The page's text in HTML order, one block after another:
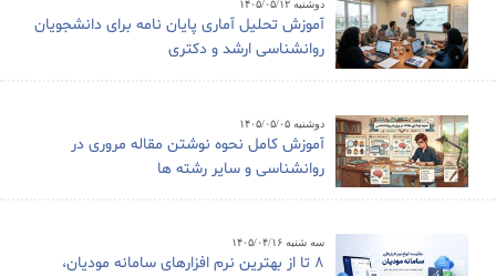
دوشنبه ۱۴۰۵/۰۵/۱۲
آموزش تحلیل آماری پایان نامه برای دانشجویان
روانشناسی ارشد و دکتری
دوشنبه ۱۴۰۵/۰۵/۰۵
آموزش کامل نحوه نوشتن مقاله مروری در
روانشناسی و سایر رشته ها
سه شنبه ۱۴۰۵/۰۴/۱۶
8 تا از بهترین نرم افزارهای سامانه مودیان،